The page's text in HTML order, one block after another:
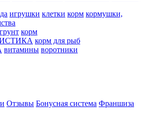
игрушки клетки корм кормушки,
грунт корм
корм для рыб
витамины воротники
Отзывы Бонусная система Франшиза